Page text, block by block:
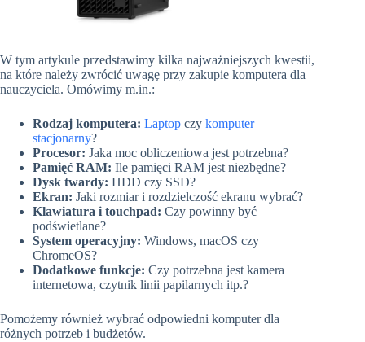
W tym artykule przedstawimy kilka najważniejszych kwestii,
na które należy zwrócić uwagę przy zakupie komputera dla
nauczyciela. Omówimy m.in.:
Rodzaj komputera: Laptop czy komputer
stacjonarny?
Procesor: Jaka moc obliczeniowa jest potrzebna?
Pamięć RAM: Ile pamięci RAM jest niezbędne?
Dysk twardy: HDD czy SSD?
Ekran: Jaki rozmiar i rozdzielczość ekranu wybrać?
Klawiatura i touchpad: Czy powinny być
podświetlane?
System operacyjny: Windows, macOS czy
ChromeOS?
Dodatkowe funkcje: Czy potrzebna jest kamera
internetowa, czytnik linii papilarnych itp.?
Pomożemy również wybrać odpowiedni komputer dla
różnych potrzeb i budżetów.